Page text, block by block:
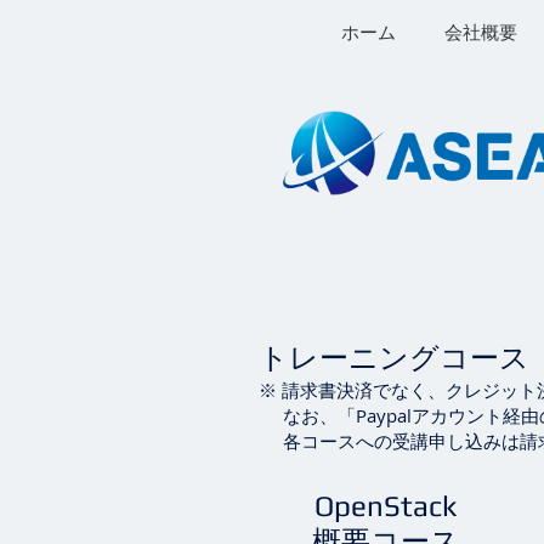
ホーム 会社概要
トレーニングコー
※ 請求書決済でなく、クレジット
なお、「Paypalアカウント経由
各コースへの受講申し込みは請
OpenStack